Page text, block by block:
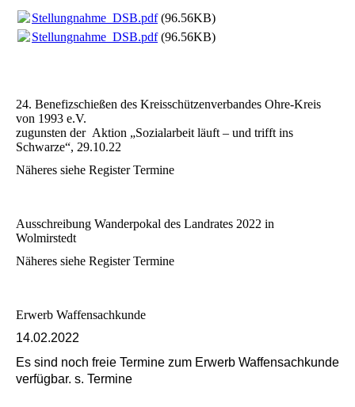
Stellungnahme_DSB.pdf(96.56KB)
Stellungnahme_DSB.pdf(96.56KB)
24. Benefizschießen des Kreisschützenverbandes Ohre-Kreis
von 1993 e.V.
zugunsten der Aktion „Sozialarbeit läuft – und trifft ins
Schwarze“, 29.10.22
Näheres siehe Register Termine
Ausschreibung Wanderpokal des Landrates 2022 in
Wolmirstedt
Näheres siehe Register Termine
Erwerb Waffensachkunde
14.02.2022
Es sind noch freie Termine zum Erwerb Waffensachkunde
verfügbar. s. Termine